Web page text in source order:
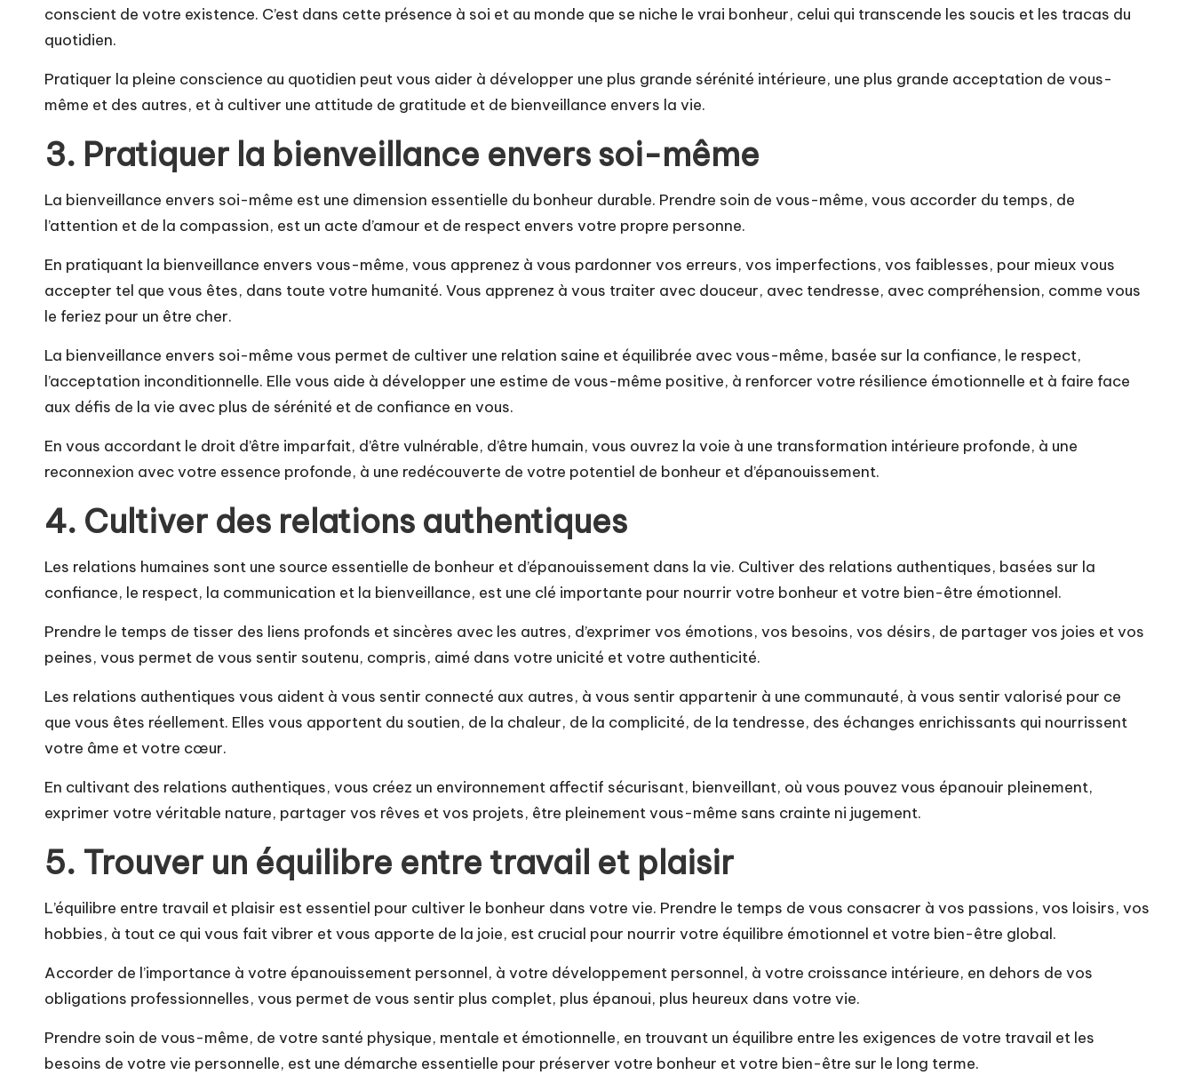
conscient de votre existence. C’est dans cette présence à soi et au monde que se niche le vrai bonheur, celui qui transcende les soucis et les tracas du
quotidien.
Pratiquer la pleine conscience au quotidien peut vous aider à développer une plus grande sérénité intérieure, une plus grande acceptation de vous-
même et des autres, et à cultiver une attitude de gratitude et de bienveillance envers la vie.
3. Pratiquer la bienveillance envers soi-même
La bienveillance envers soi-même est une dimension essentielle du bonheur durable. Prendre soin de vous-même, vous accorder du temps, de
l’attention et de la compassion, est un acte d’amour et de respect envers votre propre personne.
En pratiquant la bienveillance envers vous-même, vous apprenez à vous pardonner vos erreurs, vos imperfections, vos faiblesses, pour mieux vous
accepter tel que vous êtes, dans toute votre humanité. Vous apprenez à vous traiter avec douceur, avec tendresse, avec compréhension, comme vous
le feriez pour un être cher.
La bienveillance envers soi-même vous permet de cultiver une relation saine et équilibrée avec vous-même, basée sur la confiance, le respect,
l’acceptation inconditionnelle. Elle vous aide à développer une estime de vous-même positive, à renforcer votre résilience émotionnelle et à faire face
aux défis de la vie avec plus de sérénité et de confiance en vous.
En vous accordant le droit d’être imparfait, d’être vulnérable, d’être humain, vous ouvrez la voie à une transformation intérieure profonde, à une
reconnexion avec votre essence profonde, à une redécouverte de votre potentiel de bonheur et d’épanouissement.
4. Cultiver des relations authentiques
Les relations humaines sont une source essentielle de bonheur et d’épanouissement dans la vie. Cultiver des relations authentiques, basées sur la
confiance, le respect, la communication et la bienveillance, est une clé importante pour nourrir votre bonheur et votre bien-être émotionnel.
Prendre le temps de tisser des liens profonds et sincères avec les autres, d’exprimer vos émotions, vos besoins, vos désirs, de partager vos joies et vos
peines, vous permet de vous sentir soutenu, compris, aimé dans votre unicité et votre authenticité.
Les relations authentiques vous aident à vous sentir connecté aux autres, à vous sentir appartenir à une communauté, à vous sentir valorisé pour ce
que vous êtes réellement. Elles vous apportent du soutien, de la chaleur, de la complicité, de la tendresse, des échanges enrichissants qui nourrissent
votre âme et votre cœur.
En cultivant des relations authentiques, vous créez un environnement affectif sécurisant, bienveillant, où vous pouvez vous épanouir pleinement,
exprimer votre véritable nature, partager vos rêves et vos projets, être pleinement vous-même sans crainte ni jugement.
5. Trouver un équilibre entre travail et plaisir
L’équilibre entre travail et plaisir est essentiel pour cultiver le bonheur dans votre vie. Prendre le temps de vous consacrer à vos passions, vos loisirs, vos
hobbies, à tout ce qui vous fait vibrer et vous apporte de la joie, est crucial pour nourrir votre équilibre émotionnel et votre bien-être global.
Accorder de l’importance à votre épanouissement personnel, à votre développement personnel, à votre croissance intérieure, en dehors de vos
obligations professionnelles, vous permet de vous sentir plus complet, plus épanoui, plus heureux dans votre vie.
Prendre soin de vous-même, de votre santé physique, mentale et émotionnelle, en trouvant un équilibre entre les exigences de votre travail et les
besoins de votre vie personnelle, est une démarche essentielle pour préserver votre bonheur et votre bien-être sur le long terme.